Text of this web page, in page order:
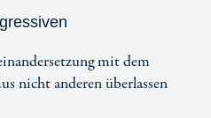
mit dem
nicht anderen überlassen